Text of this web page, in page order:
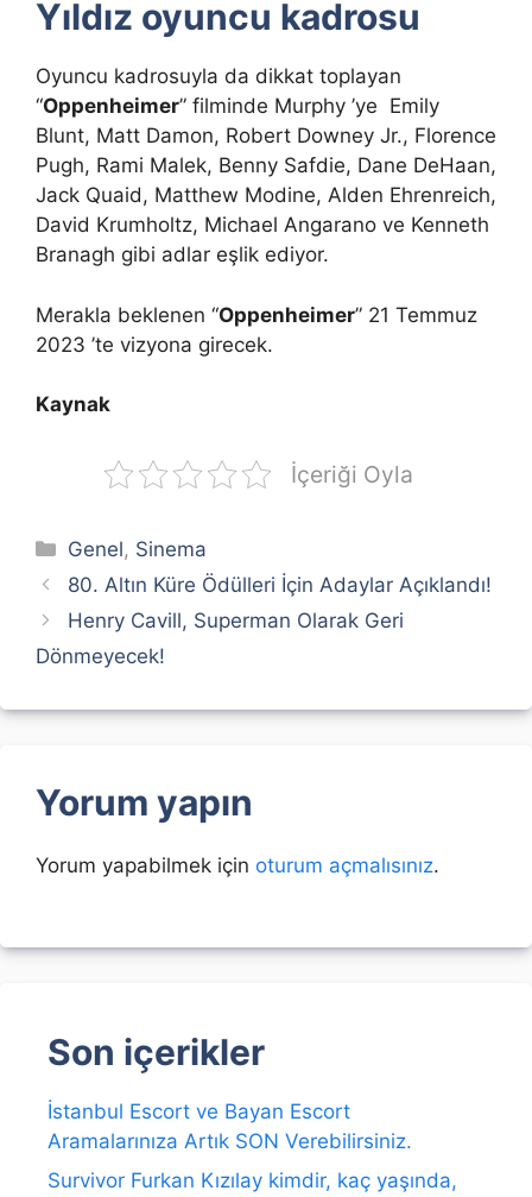
Yıldız oyuncu kadrosu
Oyuncu kadrosuyla da dikkat toplayan
“Oppenheimer” filminde Murphy ’ye Emily
Blunt, Matt Damon, Robert Downey Jr., Florence
Pugh, Rami Malek, Benny Safdie, Dane DeHaan,
Jack Quaid, Matthew Modine, Alden Ehrenreich,
David Krumholtz, Michael Angarano ve Kenneth
Branagh gibi adlar eşlik ediyor.
Merakla beklenen “Oppenheimer” 21 Temmuz
2023 ’te vizyona girecek.
Kaynak
İçeriği Oyla
Kategoriler
Genel, Sinema
80. Altın Küre Ödülleri İçin Adaylar Açıklandı!
Henry Cavill, Superman Olarak Geri
Dönmeyecek!
Yorum yapın
Yorum yapabilmek için oturum açmalısınız.
Son içerikler
İstanbul Escort ve Bayan Escort
Aramalarınıza Artık SON Verebilirsiniz.
Survivor Furkan Kızılay kimdir, kaç yaşında,